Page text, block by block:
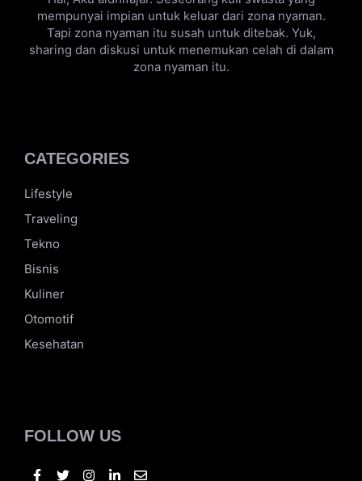
CATEGORIES
Lifestyle
Traveling
Tekno
Kesehatan